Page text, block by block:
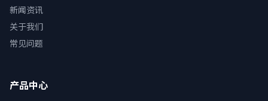
新闻资讯
关于我们
常见问题
产品中心